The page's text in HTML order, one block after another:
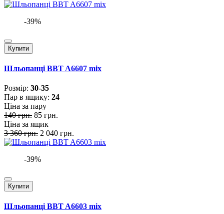
-39%
Купити
Шльопанці BBT A6607 mix
Розмiр: 30-35
Пар в ящику: 24
Ціна за пару
140 грн. 85 грн.
Ціна за ящик
3 360 грн. 2 040 грн.
-39%
Купити
Шльопанці BBT A6603 mix